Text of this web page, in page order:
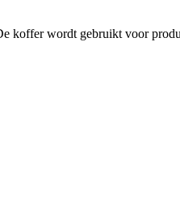
koffer wordt gebruikt voor